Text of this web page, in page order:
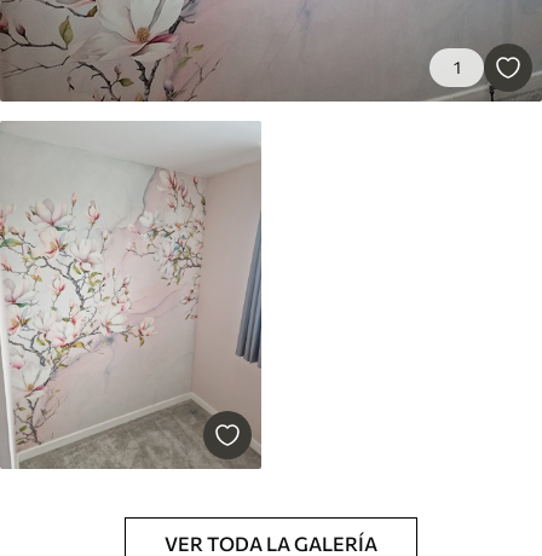
Premium
345833 .33 207500.00
228250 .00 ₲
1
VER TODA LA GALERÍA